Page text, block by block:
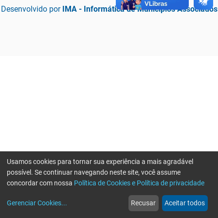
Desenvolvido por IMA - Informática de Municípios Associados
web
Notícias
more_horiz
Mais
Usamos cookies para tornar sua experiência a mais agradável
possível. Se continuar navegando neste site, você assume
concordar com nossa Política de Cookies e Política de privacidade
Gerenciar Cookies... Recusar Aceitar todos
Erro ao enviar informações, por favor tente novamente